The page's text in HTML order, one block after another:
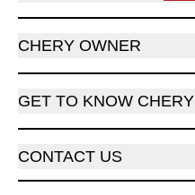
CHERY OWNER
GET TO KNOW CHERY
CONTACT US